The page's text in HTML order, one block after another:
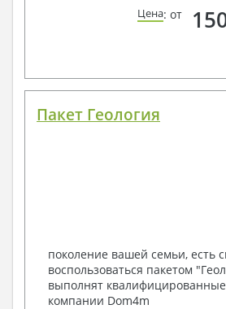
Цена: от
Пакет Геология
поколение вашей семьи, есть
воспользоваться пакетом
выполнят
компании Dom4m